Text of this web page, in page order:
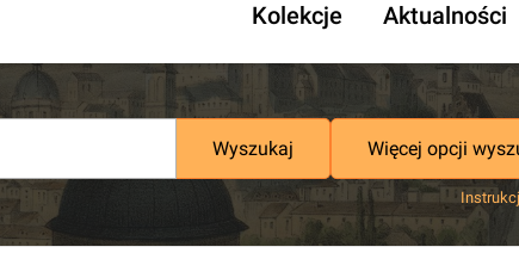
Kolekcje Aktualności
Wyszukaj Więcej opcji